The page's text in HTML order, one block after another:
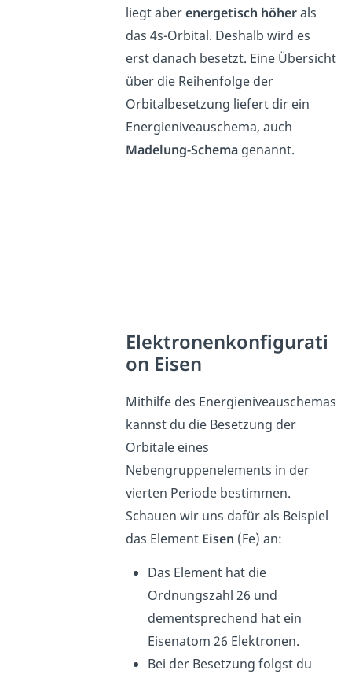
liegt aberenergetisch höherals
das 4s-Orbital. Deshalb wird es
erst danach besetzt. Eine Übersicht
über die Reihenfolge der
Orbitalbesetzung liefert dir ein
Energieniveauschema, auch
Madelung-Schemagenannt.
Elektronenkonfigurati
on Eisen
Mithilfe des Energieniveauschemas
kannst du die Besetzung der
Orbitale eines
Nebengruppenelements in der
vierten Periode bestimmen.
Schauen wir uns dafür als Beispiel
das Element Eisen (Fe) an:
Das Element hat die
Ordnungszahl 26 und
dementsprechend hat ein
Eisenatom 26 Elektronen.
Bei der Besetzung folgst du